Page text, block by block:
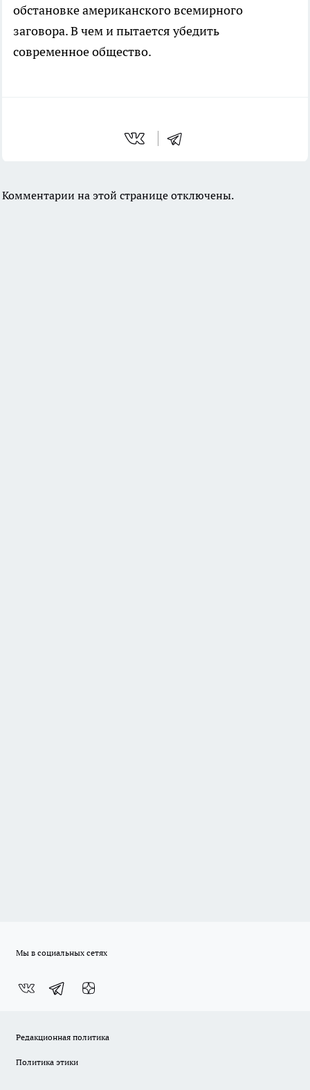
обстановке американского всемирного
заговора. В чем и пытается убедить
современное общество.
Комментарии на этой странице отключены.
Мы в социальных сетях
Редакционная политика
Политика этики